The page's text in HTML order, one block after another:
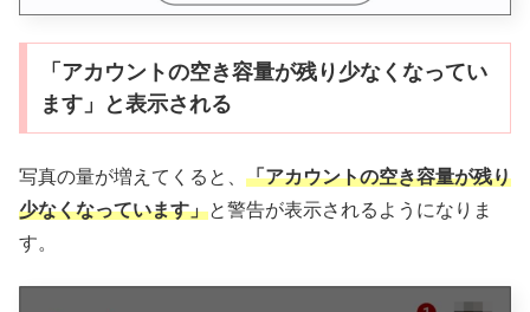
「アカウントの空き容量が残り少なくなってい
ます」と表示される
写真の量が増えてくると、 「アカウントの空き容量が残り
少なくなっています」と警告が表示されるようになりま
す。